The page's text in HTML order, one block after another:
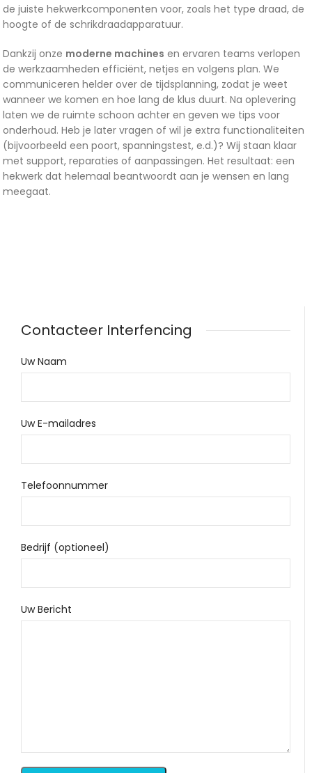
de juiste hekwerkcomponenten voor, zoals het type draad, de
hoogte of de schrikdraadapparatuur.
Dankzij onze moderne machines en ervaren teams verlopen
de werkzaamheden efficiënt, netjes en volgens plan. We
communiceren helder over de tijdsplanning, zodat je weet
wanneer we komen en hoe lang de klus duurt. Na oplevering
laten we de ruimte schoon achter en geven we tips voor
onderhoud. Heb je later vragen of wil je extra functionaliteiten
(bijvoorbeeld een poort, spanningstest, e.d.)? Wij staan klaar
met support, reparaties of aanpassingen. Het resultaat: een
hekwerk dat helemaal beantwoordt aan je wensen en lang
meegaat.
Contacteer Interfencing
Uw Naam
Uw E-mailadres
Telefoonnummer
Bedrijf (optioneel)
Uw Bericht